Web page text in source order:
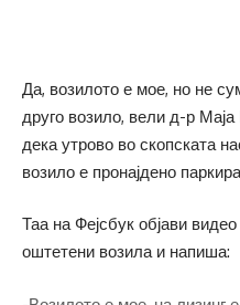
Да, возилото е мое, но не
друго возило, вели д-р
дека утрово во скопската
возило е пронајдено
Таа на Фејсбук објави
оштетени возила и напиша: